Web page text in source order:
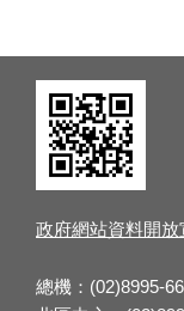
政府網站資料開放
總機：(02)8995-